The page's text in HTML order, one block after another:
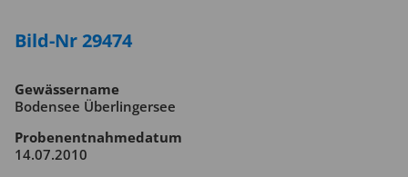
Bild-Nr 29474
Gewässername
Bodensee Überlingersee
Probenentnahmedatum
14.07.2010